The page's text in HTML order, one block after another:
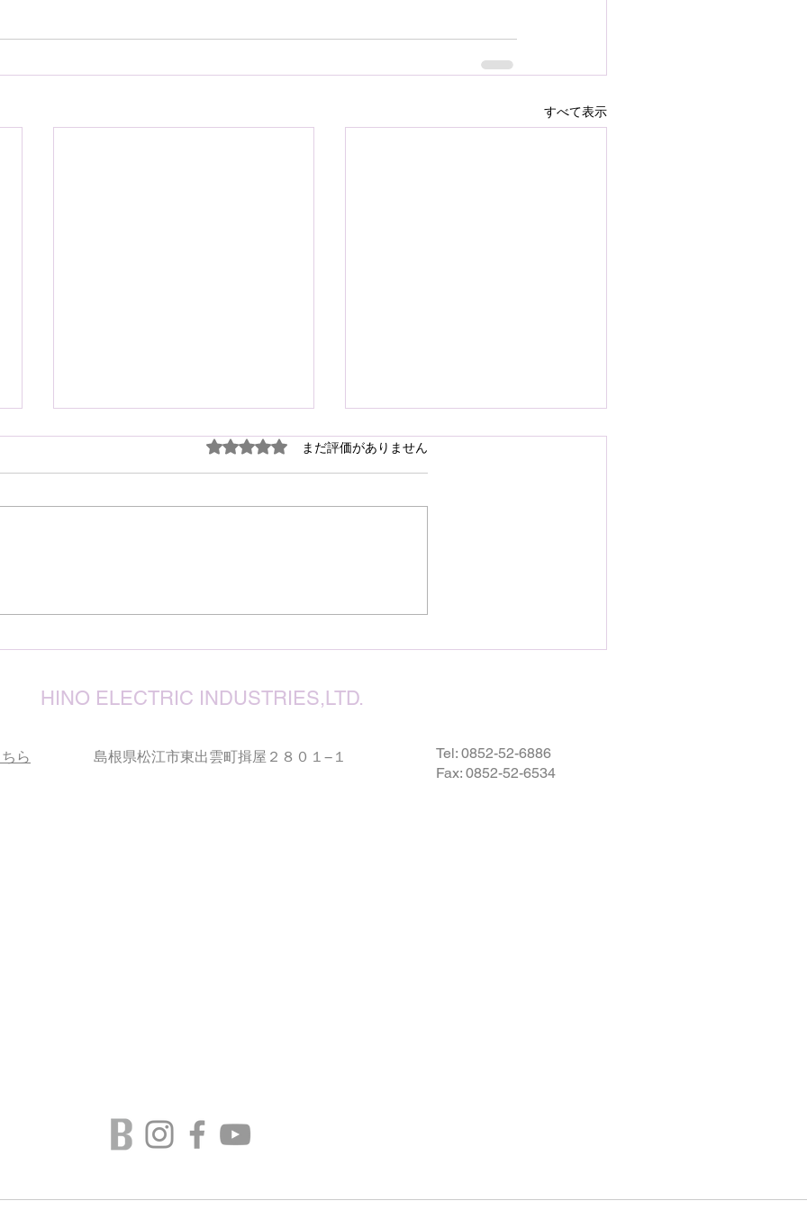
すべて表示
謹んで熊本県の地震災害のお
確保されますとともに、速やかに
5つ星のうち0と評価されています。
まだ評価がありません
HINO ELECTRIC INDUSTRIES,LTD.
ら 島根県松江市東出雲町揖屋２８０１−１ Tel: 0852-52-6886
Fax: 0852-52-6534